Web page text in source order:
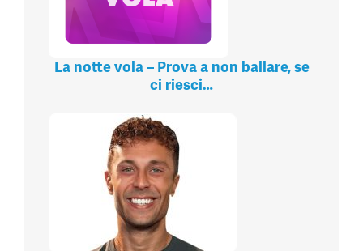
La notte vola – Prova a non ballare, se
ci riesci…